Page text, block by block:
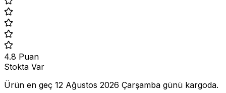
4.8 Puan
Stokta Var
Ürün en geç 12 Ağustos 2026 Çarşamba günü kargoda.